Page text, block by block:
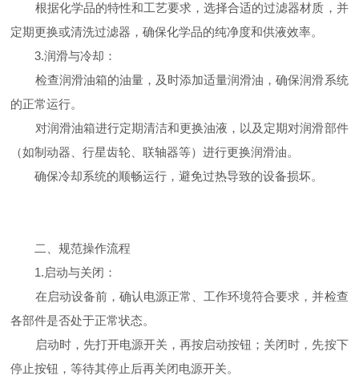
根据化学品的特性和工艺要求，选择合适的过滤器材质，并
定期更换或清洗过滤器，确保化学品的纯净度和供液效率。
3.润滑与冷却：
检查润滑油箱的油量，及时添加适量润滑油，确保润滑系统
的正常运行。
对润滑油箱进行定期清洁和更换油液，以及定期对润滑部件
（如制动器、行星齿轮、联轴器等）进行更换润滑油。
确保冷却系统的顺畅运行，避免过热导致的设备损坏。
二、规范操作流程
1.启动与关闭：
在启动设备前，确认电源正常、工作环境符合要求，并检查
各部件是否处于正常状态。
启动时，先打开电源开关，再按启动按钮；关闭时，先按下
停止按钮，等待其停止后再关闭电源开关。